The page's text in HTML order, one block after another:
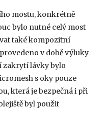
mostu, konkrétně
bylo nutné celý most
také kompozitní
v době výluky
zakrytí lávky bylo
s oky pouze
která je bezpečná i při
byl použit